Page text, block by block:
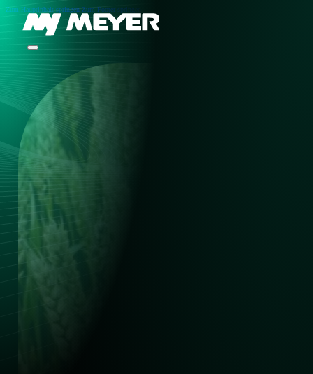
Zum Hauptinhalt springen Zum Footer springen